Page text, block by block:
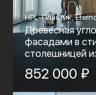
HPL-Пластик,
Древесная
фасадами в
столешницей
852 000 ₽